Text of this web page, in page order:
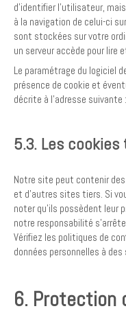
d'identifier l'utilisateur,
à la navigation de celui-ci
sont stockées sur votre
un serveur accède pour lire
Le paramétrage du logiciel
présence de cookie et
décrite à l’adresse suivante :
5.3. Les cookies
Notre site peut contenir
et d’autres sites tiers. Si
noter qu’ils possèdent leur
notre responsabilité
Vérifiez les politiques de
données personnelles à
6. Protection